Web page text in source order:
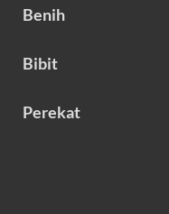
Benih
Bibit
Perekat